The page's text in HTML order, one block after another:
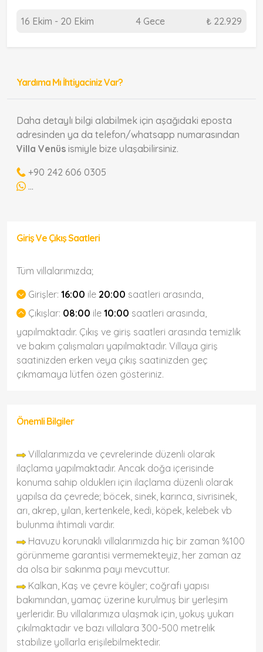
16 Ekim - 20 Ekim 4 Gece ₺ 22.929
Yardıma Mı İhtiyaciniz Var?
Daha detaylı bilgi alabilmek için aşağıdaki eposta
adresinden ya da telefon/whatsapp numarasından
Villa Venüs ismiyle bize ulaşabilirsiniz.
+90 242 606 0305
...
Giriş Ve Çıkış Saatleri
Tüm villalarımızda;
Girişler: 16:00 ile 20:00 saatleri arasında,
Çıkışlar: 08:00 ile 10:00 saatleri arasında,
yapılmaktadır. Çıkış ve giriş saatleri arasında temizlik
ve bakım çalışmaları yapılmaktadır. Villaya giriş
saatinizden erken veya çıkış saatinizden geç
çıkmamaya lütfen özen gösteriniz.
Önemli Bilgiler
Villalarımızda ve çevrelerinde düzenli olarak
ilaçlama yapılmaktadır. Ancak doğa içerisinde
konuma sahip olduklerı için ilaçlama düzenli olarak
yapılsa da çevrede; böcek, sinek, karınca, sivrisinek,
arı, akrep, yılan, kertenkele, kedi, köpek, kelebek vb
bulunma ihtimali vardır.
Havuzu korunaklı villalarımızda hiç bir zaman %100
görünmeme garantisi vermemekteyiz, her zaman az
da olsa bir sakınma payı mevcuttur.
Kalkan, Kaş ve çevre köyler; coğrafi yapısı
bakımından, yamaç üzerine kurulmuş bir yerleşim
yerleridir. Bu villalarımıza ulaşmak için, yokuş yukarı
çıkılmaktadır ve bazı villalara 300-500 metrelik
stabilize yollarla erişilebilmektedir.